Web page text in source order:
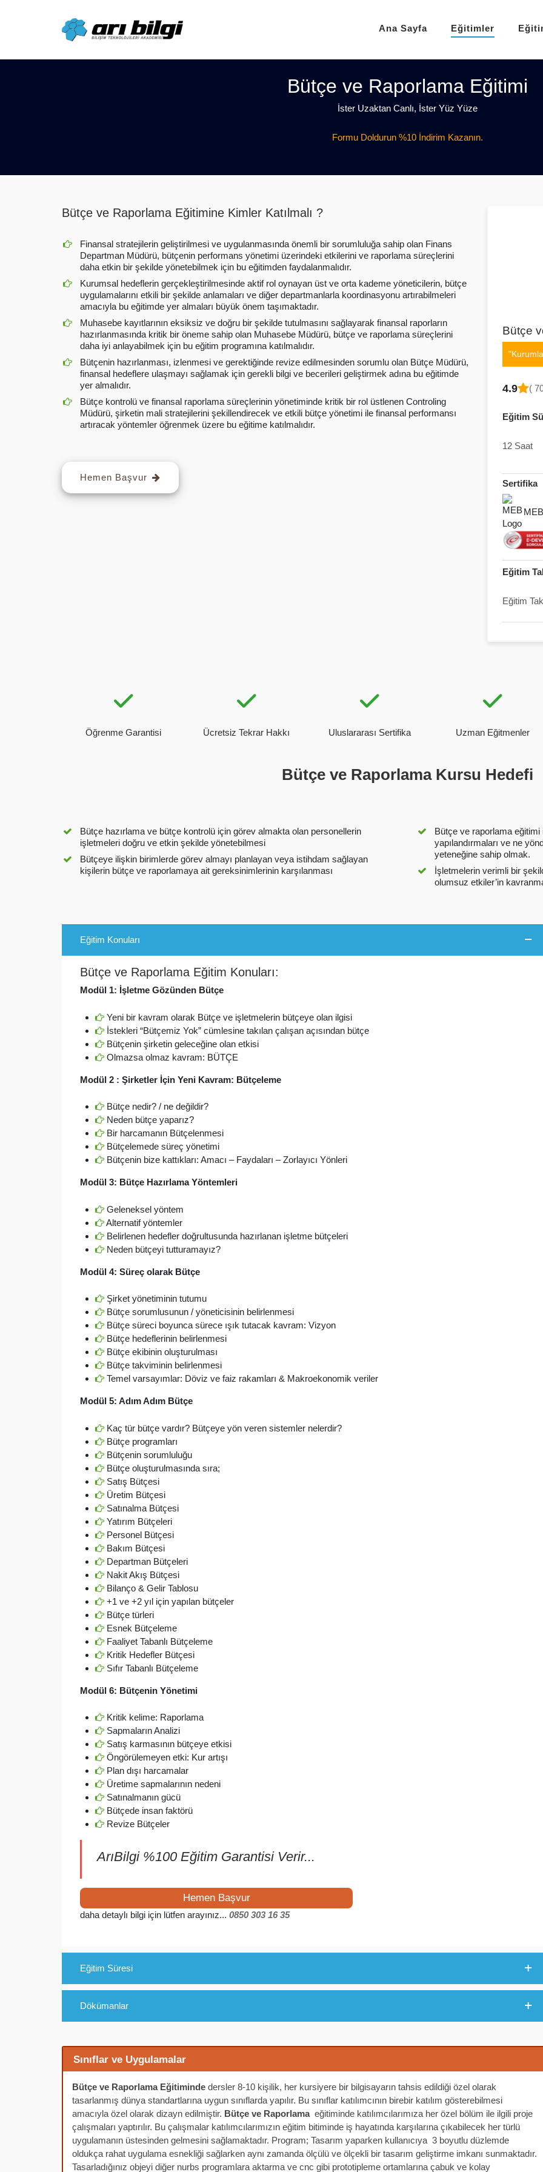
Ana Sayfa Eğitimler
Bütçe ve Raporlama Eğitimi
İster Uzaktan Canlı, İster Yüz Yüze
Formu Doldurun %10 İndirim Kazanın.
Bütçe ve Raporlama Eğitimine Kimler Katılmalı ?
Finansal stratejilerin geliştirilmesi ve uygulanmasında önemli bir sorumluluğa sahip olan Finans
Departman Müdürü, bütçenin performans yönetimi üzerindeki etkilerini ve raporlama süreçlerini
daha etkin bir şekilde yönetebilmek için bu eğitimden faydalanmalıdır.
Kurumsal hedeflerin gerçekleştirilmesinde aktif rol oynayan üst ve orta kademe yöneticilerin, bütçe
uygulamalarını etkili bir şekilde anlamaları ve diğer departmanlarla koordinasyonu artırabilmeleri
amacıyla bu eğitimde yer almaları büyük önem taşımaktadır.
Muhasebe kayıtlarının eksiksiz ve doğru bir şekilde tutulmasını sağlayarak finansal raporların
hazırlanmasında kritik bir öneme sahip olan Muhasebe Müdürü, bütçe ve raporlama süreçlerini
daha iyi anlayabilmek için bu eğitim programına katılmalıdır.
Bütçenin hazırlanması, izlenmesi ve gerektiğinde revize edilmesinden sorumlu olan Bütçe Müdürü,
finansal hedeflere ulaşmayı sağlamak için gerekli bilgi ve becerileri geliştirmek adına bu eğitimde
yer almalıdır.
Bütçe kontrolü ve finansal raporlama süreçlerinin yönetiminde kritik bir rol üstlenen Controling
Müdürü, şirketin mali stratejilerini şekillendirecek ve etkili bütçe yönetimi ile finansal performansı
artıracak yöntemler öğrenmek üzere bu eğitime katılmalıdır.
Hemen Başvur
Bütçe
4.9 (
Eğitim
12 Saat
Sertifika
Eğitim
Eğitim
Öğrenme Garantisi Ücretsiz Tekrar Hakkı Uluslararası Sertifika Uzman Eğitmenler
Bütçe ve Raporlama Kursu Hedefi
Bütçe hazırlama ve bütçe kontrolü için görev almakta olan personellerin
işletmeleri doğru ve etkin şekilde yönetebilmesi
Bütçeye ilişkin birimlerde görev almayı planlayan veya istihdam sağlayan
kişilerin bütçe ve raporlamaya ait gereksinimlerinin karşılanması
Bütçe ve raporlama eğitimi
yapılandırmaları ve ne
yeteneğine sahip olmak.
İşletmelerin verimli bir
olumsuz etkiler’in
Eğitim Konuları
Bütçe ve Raporlama Eğitim Konuları:
Modül 1: İşletme Gözünden Bütçe
Yeni bir kavram olarak Bütçe ve işletmelerin bütçeye olan ilgisi
İstekleri “Bütçemiz Yok” cümlesine takılan çalışan açısından bütçe
Bütçenin şirketin geleceğine olan etkisi
Olmazsa olmaz kavram: BÜTÇE
Modül 2 : Şirketler İçin Yeni Kavram: Bütçeleme
Bütçe nedir? / ne değildir?
Neden bütçe yaparız?
Bir harcamanın Bütçelenmesi
Bütçelemede süreç yönetimi
Bütçenin bize kattıkları: Amacı – Faydaları – Zorlayıcı Yönleri
Modül 3: Bütçe Hazırlama Yöntemleri
Geleneksel yöntem
Alternatif yöntemler
Belirlenen hedefler doğrultusunda hazırlanan işletme bütçeleri
Neden bütçeyi tutturamayız?
Modül 4: Süreç olarak Bütçe
Şirket yönetiminin tutumu
Bütçe sorumlusunun / yöneticisinin belirlenmesi
Bütçe süreci boyunca sürece ışık tutacak kavram: Vizyon
Bütçe hedeflerinin belirlenmesi
Bütçe ekibinin oluşturulması
Bütçe takviminin belirlenmesi
Temel varsayımlar: Döviz ve faiz rakamları & Makroekonomik veriler
Modül 5: Adım Adım Bütçe
Kaç tür bütçe vardır? Bütçeye yön veren sistemler nelerdir?
Bütçe programları
Bütçenin sorumluluğu
Bütçe oluşturulmasında sıra;
Satış Bütçesi
Üretim Bütçesi
Satınalma Bütçesi
Yatırım Bütçeleri
Personel Bütçesi
Bakım Bütçesi
Departman Bütçeleri
Nakit Akış Bütçesi
Bilanço & Gelir Tablosu
+1 ve +2 yıl için yapılan bütçeler
Bütçe türleri
Esnek Bütçeleme
Faaliyet Tabanlı Bütçeleme
Kritik Hedefler Bütçesi
Sıfır Tabanlı Bütçeleme
Modül 6: Bütçenin Yönetimi
Kritik kelime: Raporlama
Sapmaların Analizi
Satış karmasının bütçeye etkisi
Öngörülemeyen etki: Kur artışı
Plan dışı harcamalar
Üretime sapmalarının nedeni
Satınalmanın gücü
Bütçede insan faktörü
Revize Bütçeler
ArıBilgi %100 Eğitim Garantisi Verir...
Hemen Başvur
daha detaylı bilgi için lütfen arayınız... 0850 303 16 35
Eğitim Süresi
Dökümanlar
Sınıflar ve Uygulamalar
Bütçe ve Raporlama Eğitiminde dersler 8-10 kişilik, her kursiyere bir bilgisayarın tahsis edildiği özel olarak
tasarlanmış dünya standartlarına uygun sınıflarda yapılır. Bu sınıflar katılımcının birebir katılım gösterebilmesi
amacıyla özel olarak dizayn edilmiştir. Bütçe ve Raporlamaeğitiminde katılımcılarımıza her özel bölüm ile ilgili proje
çalışmaları yaptırılır. Bu çalışmalar katılımcılarımızın eğitim bitiminde iş hayatında karşılarına çıkabilecek her türlü
uygulamanın üstesinden gelmesini sağlamaktadır. Program; Tasarım yaparken kullanıcıya 3 boyutlu düzlemde
oldukça rahat uygulama esnekliği sağlarken aynı zamanda ölçülü ve ölçekli bir tasarım geliştirme imkanı sunmaktadır.
Tasarladığınız objeyi diğer nurbs programlara aktarma ve cnc gibi prototipleme ortamlarına çabuk ve kolay